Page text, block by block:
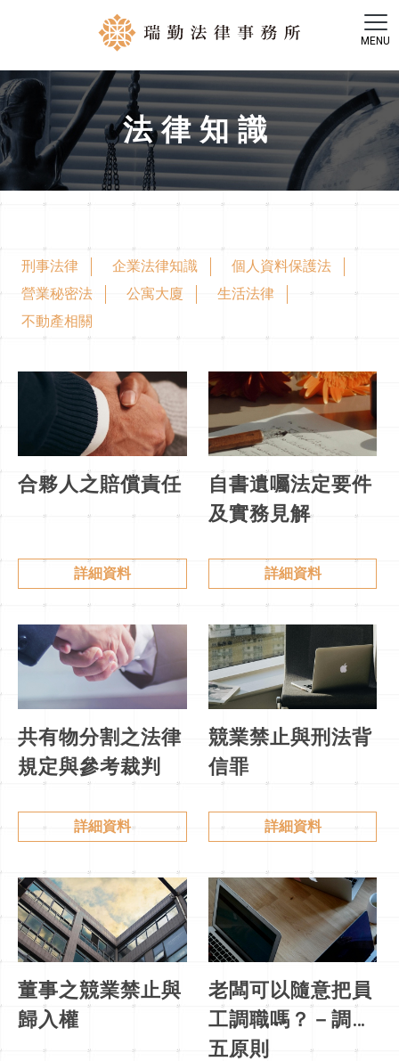
法律知識
刑事法律 企業法律知識
個人資料保護法
營業秘密法
公寓大廈
生活法律
不動產相關
合夥人之賠償責任
詳細資料
自書遺囑法定要件
及實務見解
詳細資料
共有物分割之法律
規定與參考裁判
詳細資料
競業禁止與刑法背
信罪
詳細資料
董事之競業禁止與
歸入權
老闆可以隨意把員
工調職嗎？－調動
五原則